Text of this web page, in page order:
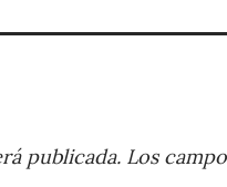
publicada. Los